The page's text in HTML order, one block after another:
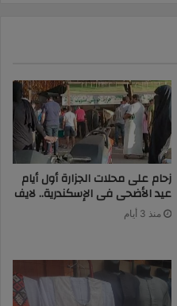
زحام على محلات الجزارة أول أيام
عيد الأضحى فى الإسكندرية.. لايف
منذ 3 أيام